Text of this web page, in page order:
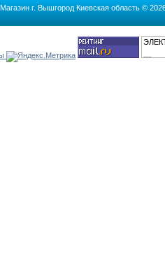
Магазин г. Вышгород Киевская область ©